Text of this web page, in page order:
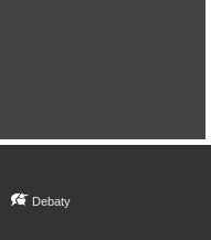
Debaty